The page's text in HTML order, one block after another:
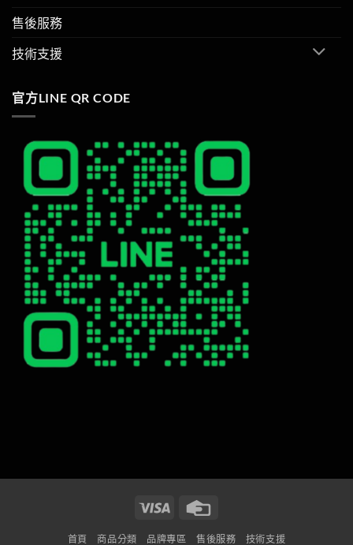
售後服務
技術支援
官方LINE QR CODE
Visa
首頁 商品分類 品牌專區 售後服務 技術支援